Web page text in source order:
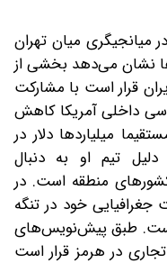
میانجیگری میان تهران
نشان می‌دهد بخشی از
قرار است با مشارکت
داخلی آمریکا کاهش
میلیاردها دلار در
دلیل تیم او به دنبال
منطقه است. در
جغرافیایی خود در تنگه
است. طبق پیش‌نویس‌های
در هرمز قرار است